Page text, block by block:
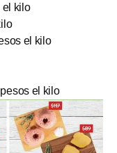
el kilo
el kilo
el kilo